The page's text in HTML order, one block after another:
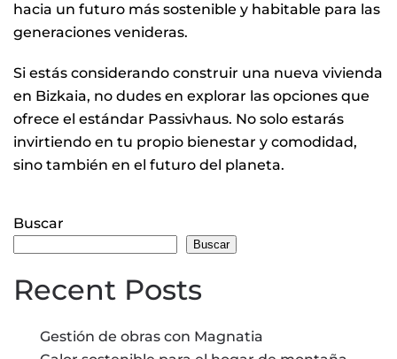
hacia un futuro más sostenible y habitable para las
generaciones venideras.
Si estás considerando construir una nueva vivienda
en Bizkaia, no dudes en explorar las opciones que
ofrece el estándar Passivhaus. No solo estarás
invirtiendo en tu propio bienestar y comodidad,
sino también en el futuro del planeta.
Buscar
Buscar
Recent Posts
Gestión de obras con Magnatia